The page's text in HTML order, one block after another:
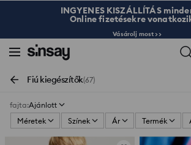
INGYENES KISZÁLLÍTÁS
Online fizetésekre
Vásárolj most >>
Fiú kiegészítők(67)
fajta:Ajánlott
Méretek
Színek Ár Termék